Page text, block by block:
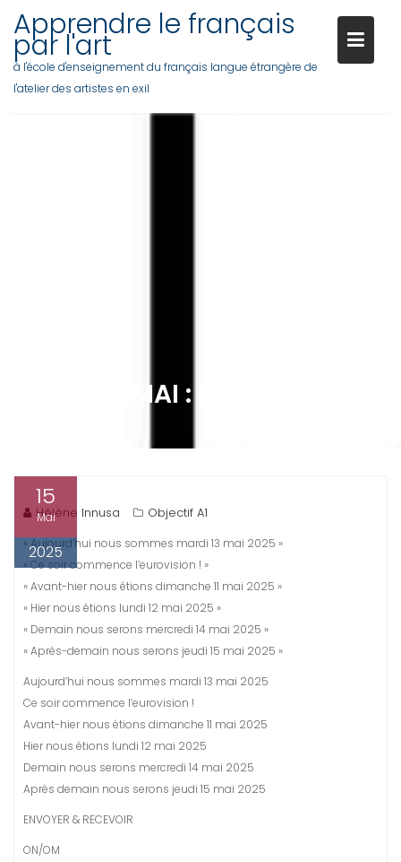
content
Apprendre le français
par l'art
à l'école d'enseignement du français langue étrangère de
l'atelier des artistes en exil
MARDI 13 MAI : PHONÉTIQUE
15
Mai
2025
Hélène Innusa Objectif A1
« Aujourd’hui nous sommes mardi 13 mai 2025 »
« Ce soir commence l’eurovision ! »
« Avant-hier nous étions dimanche 11 mai 2025 »
« Hier nous étions lundi 12 mai 2025 »
« Demain nous serons mercredi 14 mai 2025 »
« Après-demain nous serons jeudi 15 mai 2025 »
Aujourd’hui nous sommes mardi 13 mai 2025
Ce soir commence l’eurovision !
Avant-hier nous étions dimanche 11 mai 2025
Hier nous étions lundi 12 mai 2025
Demain nous serons mercredi 14 mai 2025
Après demain nous serons jeudi 15 mai 2025
ENVOYER & RECEVOIR
ON/OM